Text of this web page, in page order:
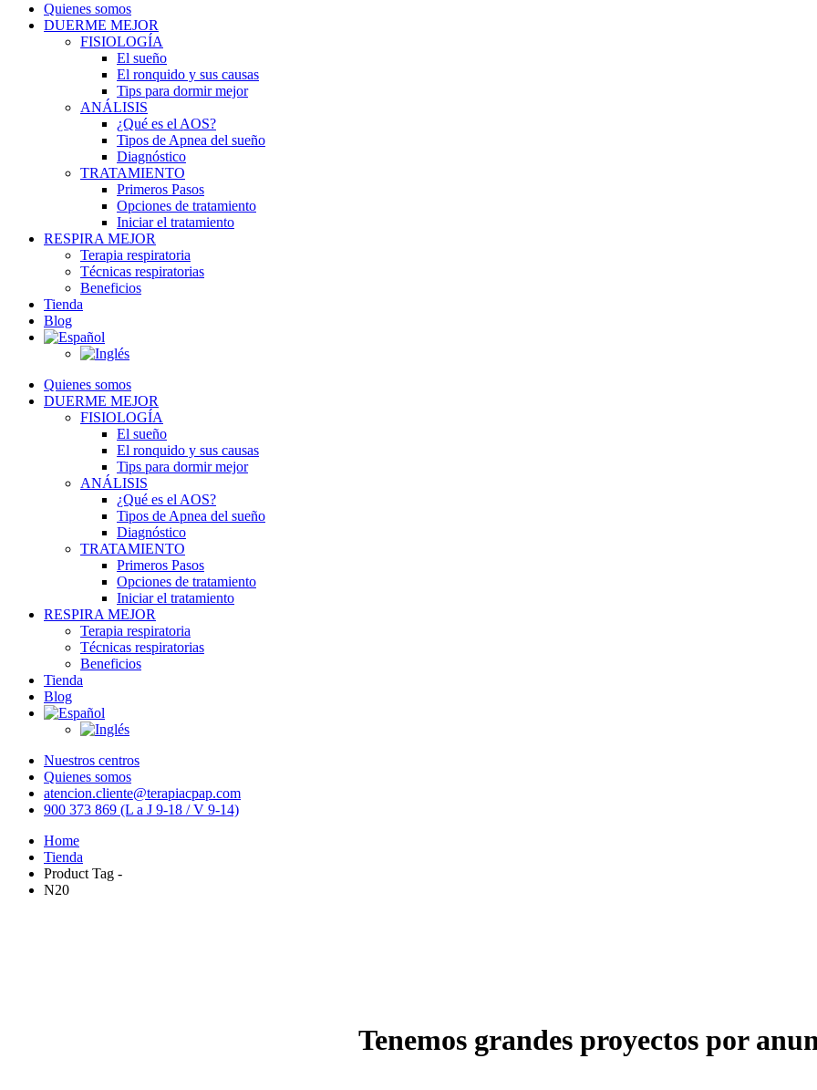
Quienes somos
DUERME MEJOR
FISIOLOGÍA
El sueño
El ronquido y sus causas
Tips para dormir mejor
ANÁLISIS
¿Qué es el AOS?
Tipos de Apnea del sueño
Diagnóstico
TRATAMIENTO
Primeros Pasos
Opciones de tratamiento
Iniciar el tratamiento
RESPIRA MEJOR
Terapia respiratoria
Técnicas respiratorias
Beneficios
Tienda
Blog
Quienes somos
DUERME MEJOR
FISIOLOGÍA
El sueño
El ronquido y sus causas
Tips para dormir mejor
ANÁLISIS
¿Qué es el AOS?
Tipos de Apnea del sueño
Diagnóstico
TRATAMIENTO
Primeros Pasos
Opciones de tratamiento
Iniciar el tratamiento
RESPIRA MEJOR
Terapia respiratoria
Técnicas respiratorias
Beneficios
Tienda
Blog
Nuestros centros
Quienes somos
atencion.cliente@terapiacpap.com
900 373 869 (L a J 9-18 / V 9-14)
Home
Tienda
Product Tag -
N20
Tenemos grandes proyectos por